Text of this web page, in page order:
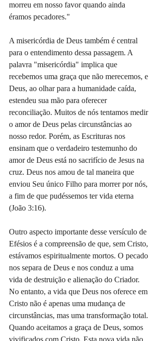
morreu em nosso favor quando ainda
éramos pecadores."
A misericórdia de Deus também é central
para o entendimento dessa passagem. A
palavra "misericórdia" implica que
recebemos uma graça que não merecemos, e
Deus, ao olhar para a humanidade caída,
estendeu sua mão para oferecer
reconciliação. Muitos de nós tentamos medir
o amor de Deus pelas circunstâncias ao
nosso redor. Porém, as Escrituras nos
ensinam que o verdadeiro testemunho do
amor de Deus está no sacrifício de Jesus na
cruz. Deus nos amou de tal maneira que
enviou Seu único Filho para morrer por nós,
a fim de que pudéssemos ter vida eterna
(João 3:16).
Outro aspecto importante desse versículo de
Efésios é a compreensão de que, sem Cristo,
estávamos espiritualmente mortos. O pecado
nos separa de Deus e nos conduz a uma
vida de destruição e alienação do Criador.
No entanto, a vida que Deus nos oferece em
Cristo não é apenas uma mudança de
circunstâncias, mas uma transformação total.
Quando aceitamos a graça de Deus, somos